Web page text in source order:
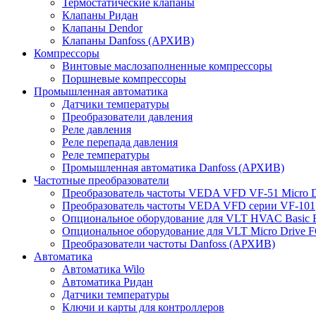
Термостатические клапаны
Клапаны Ридан
Клапаны Dendor
Клапаны Danfoss (АРХИВ)
Компрессоры
Винтовые маслозаполненные компрессоры
Поршневые компрессоры
Промышленная автоматика
Датчики температуры
Преобразователи давления
Реле давления
Реле перепада давления
Реле температуры
Промышленная автоматика Danfoss (АРХИВ)
Частотные преобразователи
Преобразователь частоты VEDA VFD VF-51 Micro
Преобразователь частоты VEDA VFD серии VF-101
Опциональное оборудование для VLT HVAC Basic
Опциональное оборудование для VLT Micro Drive
Преобразователи частоты Danfoss (АРХИВ)
Автоматика
Автоматика Wilo
Автоматика Ридан
Датчики температуры
Ключи и карты для контроллеров